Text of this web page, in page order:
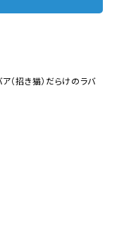
（招き猫）だらけのラバ